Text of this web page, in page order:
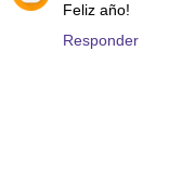
Feliz año!
Responder